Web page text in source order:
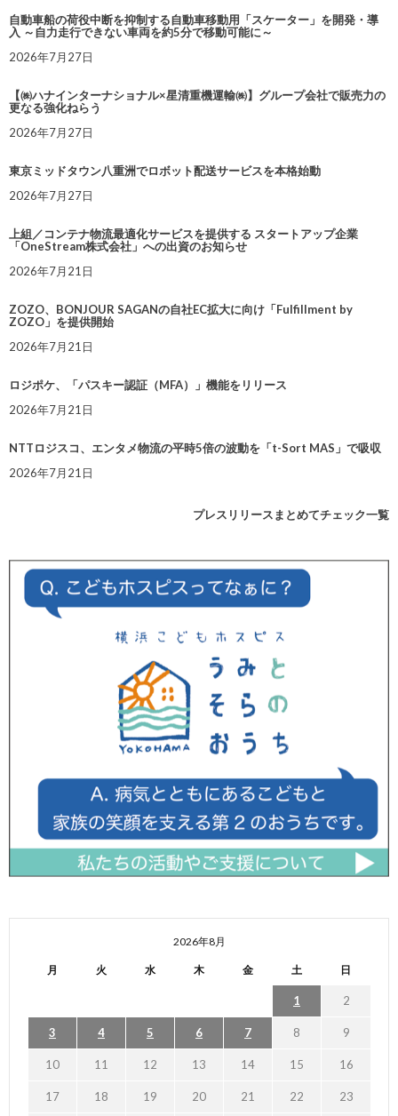
自動車船の荷役中断を抑制する自動車移動用「スケーター」を開発・導
入 ～自力走行できない車両を約5分で移動可能に～
2026年7月27日
【㈱ハナインターナショナル×星清重機運輸㈱】グループ会社で販売力の
更なる強化ねらう
2026年7月27日
東京ミッドタウン八重洲でロボット配送サービスを本格始動
2026年7月27日
上組／コンテナ物流最適化サービスを提供する スタートアップ企業
「OneStream株式会社」への出資のお知らせ
2026年7月21日
ZOZO、BONJOUR SAGANの自社EC拡大に向け「Fulfillment by
ZOZO」を提供開始
2026年7月21日
ロジポケ、「パスキー認証（MFA）」機能をリリース
2026年7月21日
NTTロジスコ、エンタメ物流の平時5倍の波動を「t-Sort MAS」で吸収
2026年7月21日
プレスリリースまとめてチェック一覧
2026年8月
月 火 水 木 金 土 日
1 2
3 4 5 6 7 8 9
10 11 12 13 14 15 16
17 18 19 20 21 22 23